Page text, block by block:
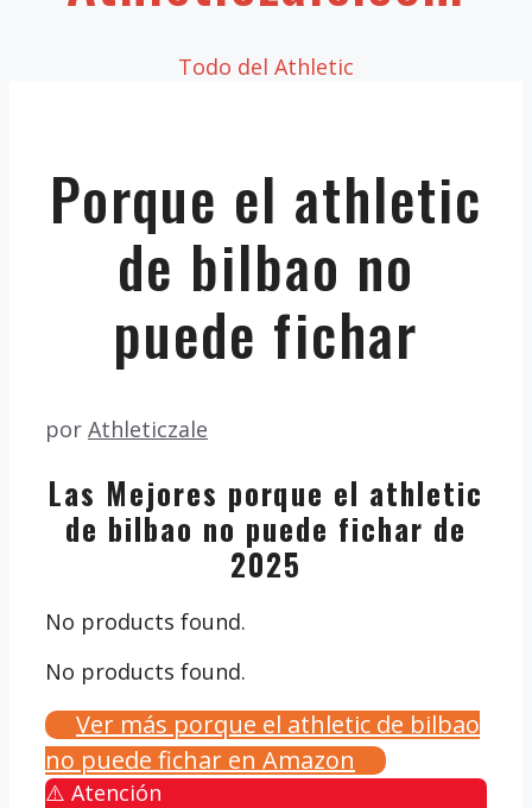
Todo del Athletic
Porque el athletic
de bilbao no
puede fichar
por Athleticzale
Las Mejores porque el athletic
de bilbao no puede fichar de
2025
No products found.
No products found.
Ver más porque el athletic de bilbao
no puede fichar en Amazon
⚠️ Atención